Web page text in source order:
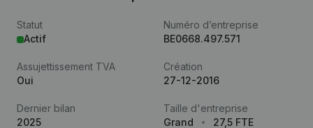
Statut
Actif
Numéro d’entreprise
BE0668.497.571
Assujettissement TVA
Oui
Création
27-12-2016
Dernier bilan
2025
Taille d'entreprise
Grand
27,5 FTE